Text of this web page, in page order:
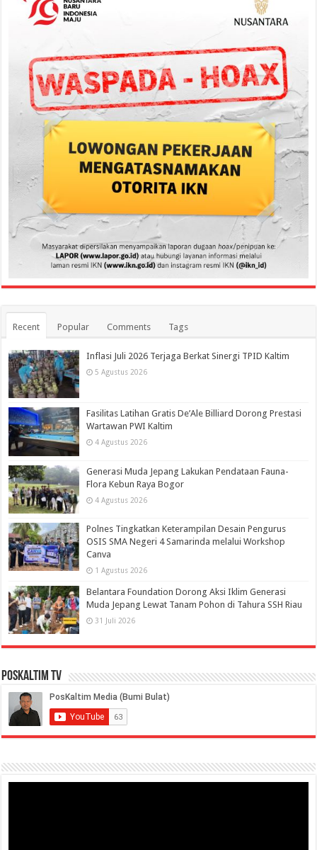
Recent Popular Comments Tags
Inflasi Juli 2026 Terjaga Berkat Sinergi TPID Kaltim
5 Agustus 2026
Fasilitas Latihan Gratis De’Ale Billiard Dorong Prestasi
Wartawan PWI Kaltim
4 Agustus 2026
Generasi Muda Jepang Lakukan Pendataan Fauna-
Flora Kebun Raya Bogor
4 Agustus 2026
Polnes Tingkatkan Keterampilan Desain Pengurus
OSIS SMA Negeri 4 Samarinda melalui Workshop
Canva
1 Agustus 2026
Belantara Foundation Dorong Aksi Iklim Generasi
Muda Jepang Lewat Tanam Pohon di Tahura SSH Riau
31 Juli 2026
PosKaltim TV